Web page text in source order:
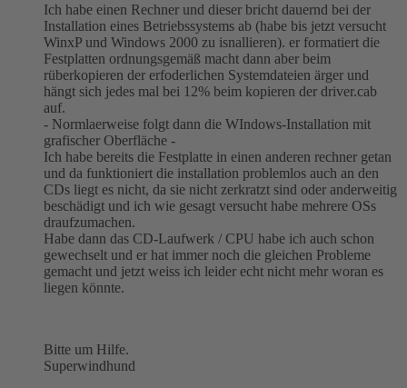
Ich habe einen Rechner und dieser bricht dauernd bei der
Installation eines Betriebssystems ab (habe bis jetzt versucht
WinxP und Windows 2000 zu isnallieren). er formatiert die
Festplatten ordnungsgemäß macht dann aber beim
rüberkopieren der erfoderlichen Systemdateien ärger und
hängt sich jedes mal bei 12% beim kopieren der driver.cab
auf.
- Normlaerweise folgt dann die WIndows-Installation mit
grafischer Oberfläche -
Ich habe bereits die Festplatte in einen anderen rechner getan
und da funktioniert die installation problemlos auch an den
CDs liegt es nicht, da sie nicht zerkratzt sind oder anderweitig
beschädigt und ich wie gesagt versucht habe mehrere OSs
draufzumachen.
Habe dann das CD-Laufwerk / CPU habe ich auch schon
gewechselt und er hat immer noch die gleichen Probleme
gemacht und jetzt weiss ich leider echt nicht mehr woran es
liegen könnte.
Bitte um Hilfe.
Superwindhund